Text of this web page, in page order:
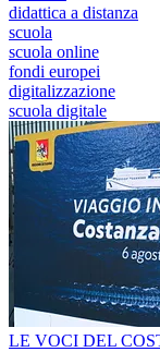
didattica a distanza
scuola
scuola online
fondi europei
digitalizzazione
scuola digitale
LE VOCI DEL